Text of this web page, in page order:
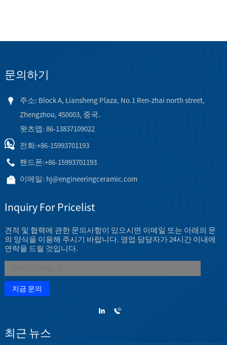
문의하기
주소: Block A, Liansheng Plaza, No.1 Ren-zhai north street,
Zhengzhou, 450003, 중국.
왓츠앱: 86-13837109022
전화:+86-15993701193
핸드폰:+86-15993701193
이메일: hj@engineeringceramic.com
Inquiry For Pricelist
견적 및 협력에 관한 문의사항이 있으시면 이메일 또는 아래의 문
의 양식을 이용해 주시기 바랍니다. 영업 담당자가 24시간 이내에
연락을 드릴 것입니다.
최근 뉴스